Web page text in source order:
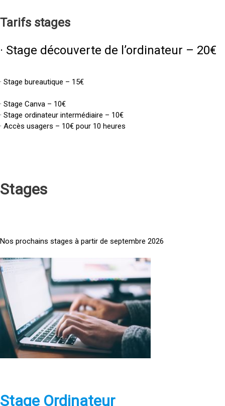
Tarifs stages
· Stage découverte de l’ordinateur – 20€
· Stage bureautique – 15€
· Stage Canva – 10€
· Stage ordinateur intermédiaire – 10€
· Accès usagers – 10€ pour 10 heures
Stages
Nos prochains stages à partir de septembre 2026
<
a
h
e
f
pStage Ordinateur